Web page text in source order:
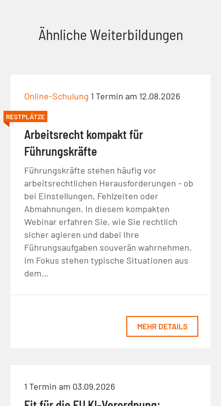
Ähnliche Weiterbildungen
Online-Schulung 1 Termin am 12.08.2026
RESTPLÄTZE
Arbeitsrecht kompakt für
Führungskräfte
Führungskräfte stehen häufig vor
arbeitsrechtlichen Herausforderungen - ob
bei Einstellungen, Fehlzeiten oder
Abmahnungen. In diesem kompakten
Webinar erfahren Sie, wie Sie rechtlich
sicher agieren und dabei Ihre
Führungsaufgaben souverän wahrnehmen.
Im Fokus stehen typische Situationen aus
dem…
MEHR DETAILS
1 Termin am 03.09.2026